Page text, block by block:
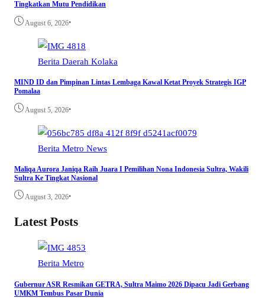
Tingkatkan Mutu Pendidikan
August 6, 2026•
Berita Daerah Kolaka
MIND ID dan Pimpinan Lintas Lembaga Kawal Ketat Proyek Strategis IGP
Pomalaa
August 5, 2026•
Berita Metro News
Maliqa Aurora Janiqa Raih Juara I Pemilihan Nona Indonesia Sultra, Wakili
Sultra Ke Tingkat Nasional
August 3, 2026•
Latest Posts
Berita Metro
Gubernur ASR Resmikan GETRA, Sultra Maimo 2026 Dipacu Jadi Gerbang
UMKM Tembus Pasar Dunia